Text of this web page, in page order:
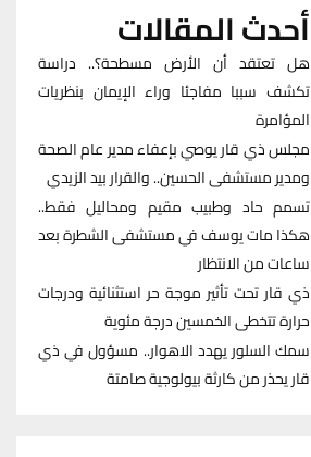
أحدث المقالات
هل تعتقد أن الأرض مسطحة؟.. دراسة
تكشف سببا مفاجئا وراء الإيمان بنظريات
المؤامرة
مجلس ذي قار يوصي بإعفاء مدير عام الصحة
ومدير مستشفى الحسين.. والقرار بيد الزيدي
تسمم حاد وطبيب مقيم ومحاليل فقط..
هكذا مات يوسف في مستشفى الشطرة بعد
ساعات من الانتظار
ذي قار تحت تأثير موجة حر استثنائية ودرجات
حرارة تتخطى الخمسين درجة مئوية
سمك السلور يهدد الاهوار.. مسؤول في ذي
قار يحذر من كارثة بيولوجية صامتة